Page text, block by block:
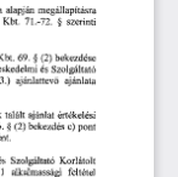
alapján megállapításra
Kbt. 71.-72. § szerinti
69. § (2) bekezdése
és Szolgáltató
3.) ajánlattevő ajánlata
talált ajánlat értékelési
§ (2) bekezdés c) pont
Szolgáltató Korlátolt
alkalmassági feltétel